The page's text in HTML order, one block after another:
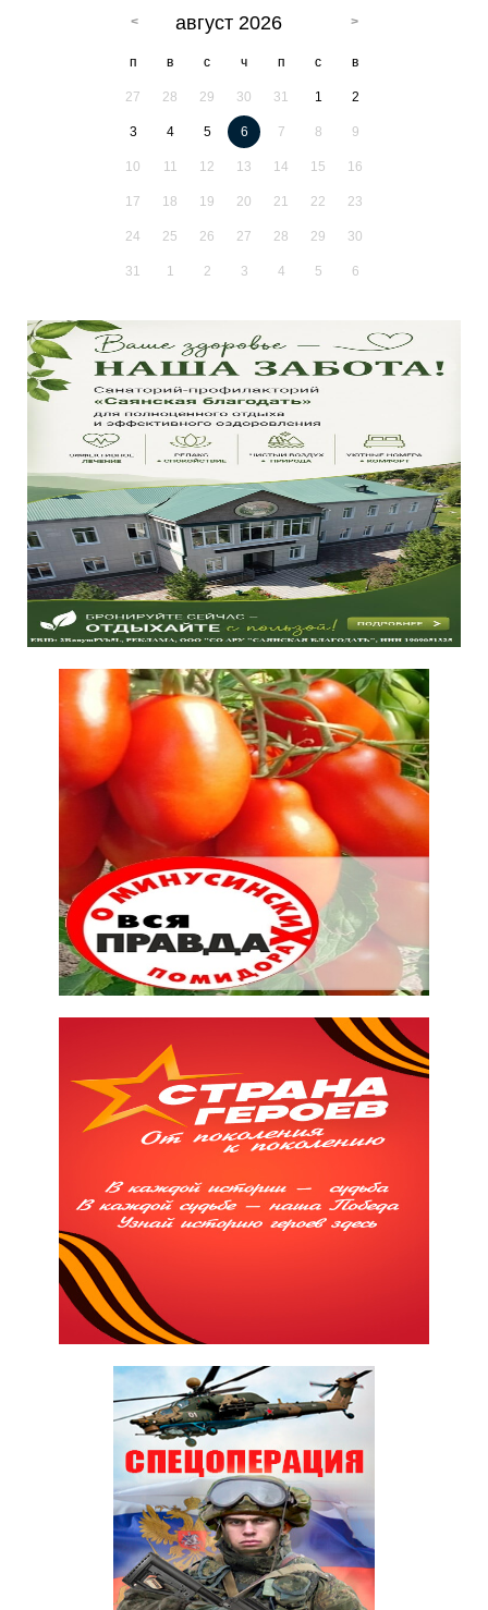
август 2026
п в с ч п с в
27 28 29 30 31 1 2
3 4 5 6 7 8 9
10 11 12 13 14 15 16
17 18 19 20 21 22 23
24 25 26 27 28 29 30
31 1 2 3 4 5 6